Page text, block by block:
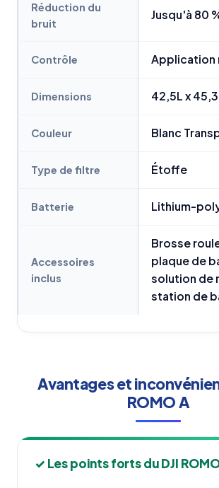
Réduction du
bruit
Jusqu'à 80
Contrôle Application
Dimensions 42,5L x
Couleur Blanc
Type de filtre Étoffe
Batterie Lithium-
Accessoires
inclus
Brosse
plaque de
solution de
station de
Avantages et
ROMO A
✓ Les points forts du DJI